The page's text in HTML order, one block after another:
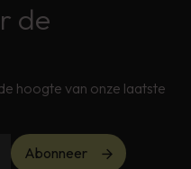
de
hoogte van onze laatste
Abonneer